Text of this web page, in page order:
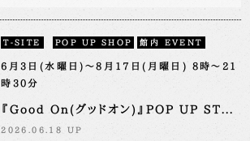
T-SITE POP UP SHOP 館内 EVENT
6月3日(水曜日)～8月17日(月曜日) 8時～21
時30分
『Good On(グッドオン)』POP UP ST...
2026.06.18 UP